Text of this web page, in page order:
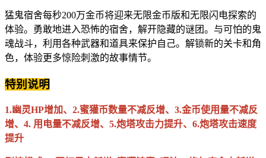
猛鬼宿舍每秒200万金币将迎来无限金币版和无限闪电探索的
体验。勇敢地进入恐怖的宿舍，解开隐藏的谜团。与可怕的鬼
魂战斗，利用各种武器和道具来保护自己。解锁新的关卡和角
色，体验更多惊险刺激的故事情节。
特别说明
1.幽灵HP增加、2.蜜獾币数量不减反增、3.金币使用量不减反
增、4. 用电量不减反增、5.炮塔攻击力提升、6.炮塔攻击速度
提升